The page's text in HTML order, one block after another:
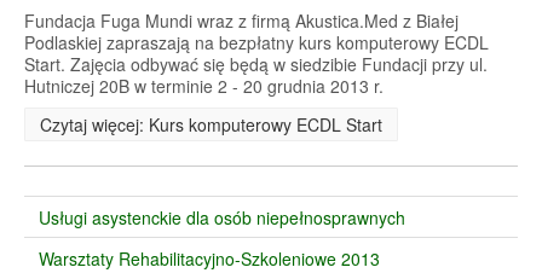
Fundacja Fuga Mundi wraz z firmą Akustica.Med z Białej
Podlaskiej zapraszają na bezpłatny kurs komputerowy ECDL
Start. Zajęcia odbywać się będą w siedzibie Fundacji przy ul.
Hutniczej 20B w terminie 2 - 20 grudnia 2013 r.
Czytaj więcej: Kurs komputerowy ECDL Start
Usługi asystenckie dla osób niepełnosprawnych
Warsztaty Rehabilitacyjno-Szkoleniowe 2013